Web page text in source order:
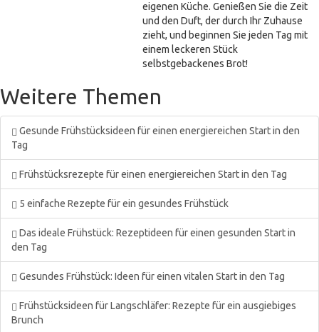
eigenen Küche. Genießen Sie die Zeit
und den Duft, der durch Ihr Zuhause
zieht, und beginnen Sie jeden Tag mit
einem leckeren Stück
selbstgebackenes Brot!
Weitere Themen
Gesunde Frühstücksideen für einen energiereichen Start in den
Tag
Frühstücksrezepte für einen energiereichen Start in den Tag
5 einfache Rezepte für ein gesundes Frühstück
Das ideale Frühstück: Rezeptideen für einen gesunden Start in
den Tag
Gesundes Frühstück: Ideen für einen vitalen Start in den Tag
Frühstücksideen für Langschläfer: Rezepte für ein ausgiebiges
Brunch